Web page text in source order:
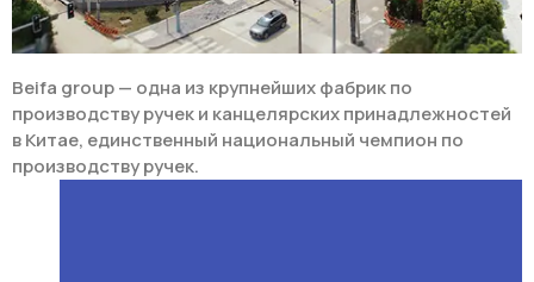
Beifa group — одна из крупнейших фабрик по
производству ручек и канцелярских принадлежностей
в Китае, единственный национальный чемпион по
производству ручек.